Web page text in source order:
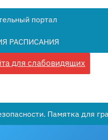
портал
РАСПИСАНИЯ
для слабовидящих
Памятка для